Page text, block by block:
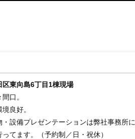
区東向島6丁目1棟現場
口。
良好。
・設備プレゼンテーションは弊社事務所に
ってます。（予約制／日・祝休）